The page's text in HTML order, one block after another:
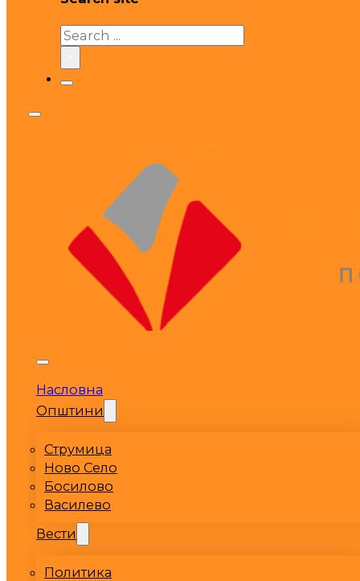
Search
Насловна
Општини
Струмица
Ново Село
Босилово
Василево
Вести
Политика